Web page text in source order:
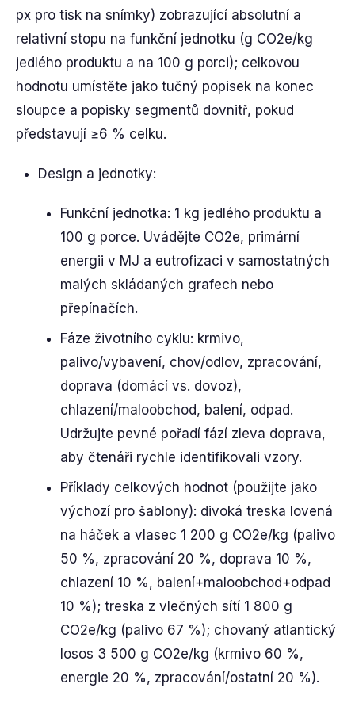
px pro tisk na snímky) zobrazující absolutní a
relativní stopu na funkční jednotku (g CO2e/kg
jedlého produktu a na 100 g porci); celkovou
hodnotu umístěte jako tučný popisek na konec
sloupce a popisky segmentů dovnitř, pokud
představují ≥6 % celku.
Design a jednotky:
Funkční jednotka: 1 kg jedlého produktu a
100 g porce. Uvádějte CO2e, primární
energii v MJ a eutrofizaci v samostatných
malých skládaných grafech nebo
přepínačích.
Fáze životního cyklu: krmivo,
palivo/vybavení, chov/odlov, zpracování,
doprava (domácí vs. dovoz),
chlazení/maloobchod, balení, odpad.
Udržujte pevné pořadí fází zleva doprava,
aby čtenáři rychle identifikovali vzory.
Příklady celkových hodnot (použijte jako
výchozí pro šablony): divoká treska lovená
na háček a vlasec 1 200 g CO2e/kg (palivo
50 %, zpracování 20 %, doprava 10 %,
chlazení 10 %, balení+maloobchod+odpad
10 %); treska z vlečných sítí 1 800 g
CO2e/kg (palivo 67 %); chovaný atlantický
losos 3 500 g CO2e/kg (krmivo 60 %,
energie 20 %, zpracování/ostatní 20 %).